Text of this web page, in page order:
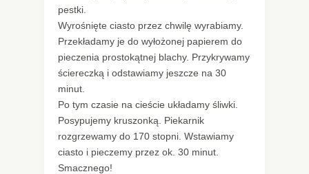
pestki.
Wyrośnięte ciasto przez chwilę wyrabiamy.
Przekładamy je do wyłożonej papierem do
pieczenia prostokątnej blachy. Przykrywamy
ściereczką i odstawiamy jeszcze na 30
minut.
Po tym czasie na cieście układamy śliwki.
Posypujemy kruszonką. Piekarnik
rozgrzewamy do 170 stopni. Wstawiamy
ciasto i pieczemy przez ok. 30 minut.
Smacznego!